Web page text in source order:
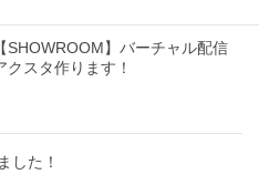
SHOWROOM】バーチャル配信
スタ作ります！
した！